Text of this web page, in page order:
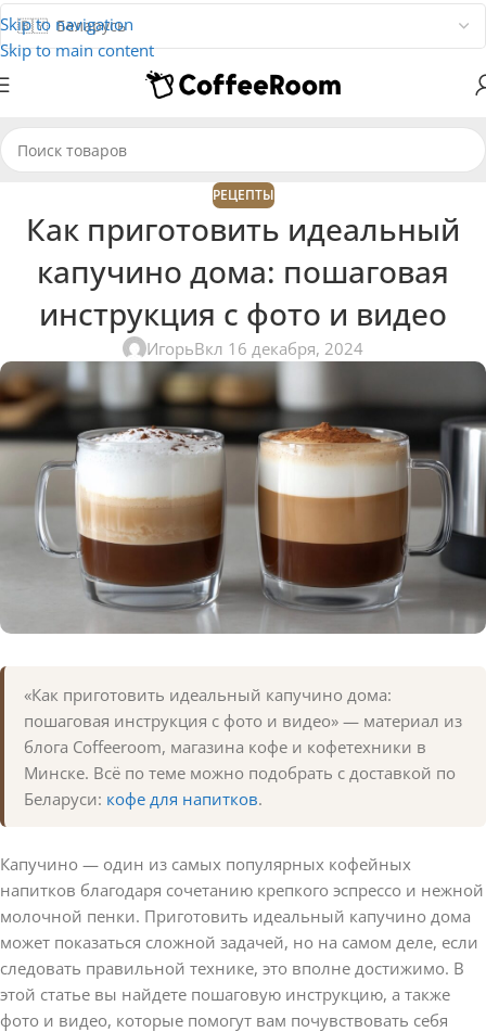
Skip to navigation
Skip to main content
РЕЦЕПТЫ
Как приготовить идеальный
капучино дома: пошаговая
инструкция с фото и видео
ИгорьВкл 16 декабря, 2024
«Как приготовить идеальный капучино дома:
пошаговая инструкция с фото и видео» — материал из
блога Coffeeroom, магазина кофе и кофетехники в
Минске. Всё по теме можно подобрать с доставкой по
Беларуси: кофе для напитков.
Капучино — один из самых популярных кофейных
напитков благодаря сочетанию крепкого эспрессо и нежной
молочной пенки. Приготовить идеальный капучино дома
может показаться сложной задачей, но на самом деле, если
следовать правильной технике, это вполне достижимо. В
этой статье вы найдете пошаговую инструкцию, а также
фото и видео, которые помогут вам почувствовать себя